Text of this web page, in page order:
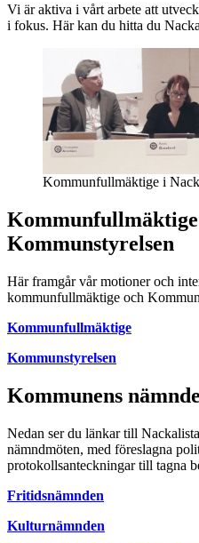
Vi är aktiva i vårt arbete att
i fokus. Här kan du hitta du
Kommunfullmäktige i
Kommunstyrelsen
Här framgår vår motioner och
kommunfullmäktige och
Kommunfullmäktige
Kommunstyrelsen
Kommunens
Nedan ser du länkar till
nämndmöten, med föreslagna
protokollsanteckningar till tagna
Fritidsnämnden
Kulturnämnden